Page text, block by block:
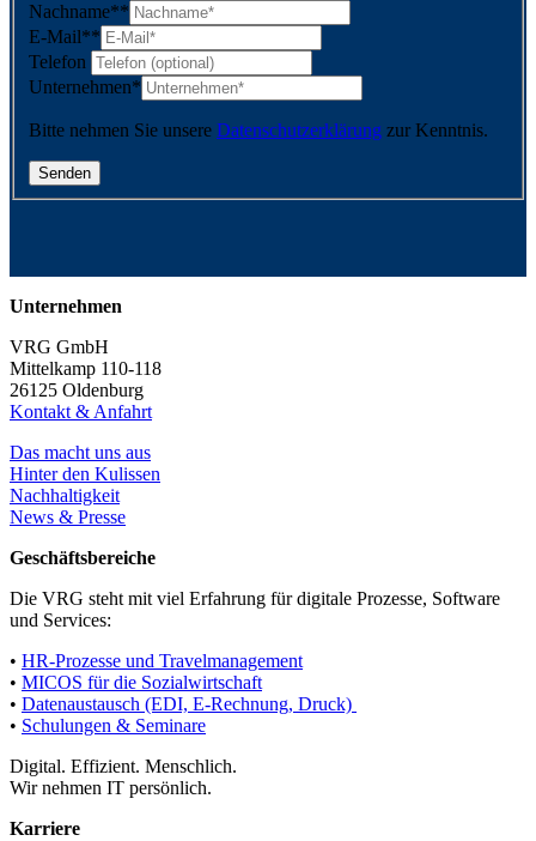
Nachname**
E-Mail**
Telefon
Unternehmen*
Bitte nehmen Sie unsere Datenschutzerklärung zur Kenntnis.
Unternehmen
VRG GmbH
Mittelkamp 110-118
26125 Oldenburg
Kontakt & Anfahrt
Das macht uns aus
Hinter den Kulissen
Nachhaltigkeit
News & Presse
Geschäftsbereiche
Die VRG steht mit viel Erfahrung für digitale Prozesse, Software
und Services:
• HR-Prozesse und Travelmanagement
• MICOS für die Sozialwirtschaft
• Datenaustausch (EDI, E-Rechnung, Druck)
• Schulungen & Seminare
Digital. Effizient. Menschlich.
Wir nehmen IT persönlich.
Karriere